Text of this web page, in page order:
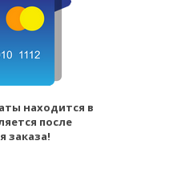
находится в
после
заказа!